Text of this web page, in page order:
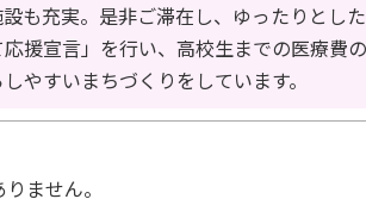
も充実。是非ご滞在し、ゆったりとし
応援宣言」を行い、高校生までの医療
やすいまちづくりをしています。
ません。